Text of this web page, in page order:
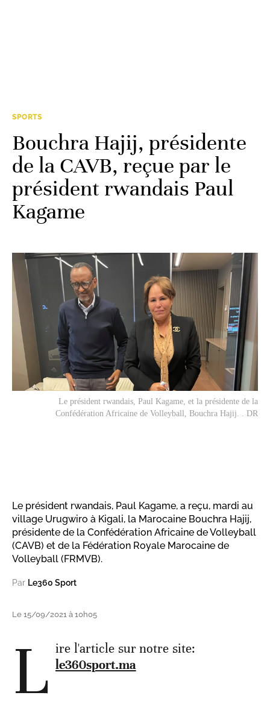
SPORTS
Bouchra Hajij, présidente
de la CAVB, reçue par le
président rwandais Paul
Kagame
Le président rwandais, Paul Kagame, et la présidente de la
Confédération Africaine de Volleyball, Bouchra Hajij. . DR
Le président rwandais, Paul Kagame, a reçu, mardi au
village Urugwiro à Kigali, la Marocaine Bouchra Hajij,
présidente de la Confédération Africaine de Volleyball
(CAVB) et de la Fédération Royale Marocaine de
Volleyball (FRMVB).
Par Le360 Sport
Le 15/09/2021 à 10h05
L ire l'article sur notre site:
le360sport.ma